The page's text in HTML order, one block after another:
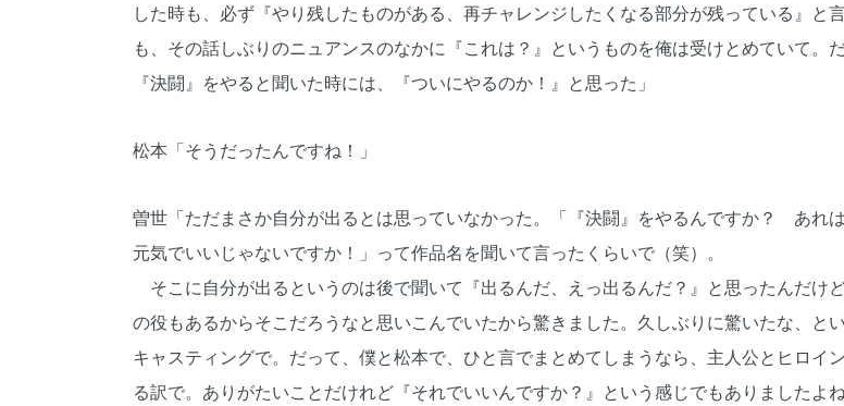
した時も、必ず『やり残したものがある、再チャレンジしたくなる部分が残っている』と
も、その話しぶりのニュアンスのなかに『これは？』というものを俺は受けとめていて。
『決闘』をやると聞いた時には、『ついにやるのか！』と思った」
松本「そうだったんですね！」
曽世「ただまさか自分が出るとは思っていなかった。「『決闘』をやるんですか？ あれ
元気でいいじゃないですか！」って作品名を聞いて言ったくらいで（笑）。
そこに自分が出るというのは後で聞いて『出るんだ、えっ出るんだ？』と思ったんだけ
の役もあるからそこだろうなと思いこんでいたから驚きました。久しぶりに驚いたな、と
キャスティングで。だって、僕と松本で、ひと言でまとめてしまうなら、主人公とヒロイ
る訳で。ありがたいことだけれど『それでいいんですか？』という感じでもありましたよね